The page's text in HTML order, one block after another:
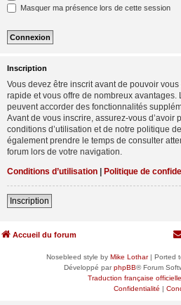
Masquer ma présence lors de cette session
Inscription
Vous devez être inscrit avant de pouvoir vous
rapide et vous offre de nombreux avantages.
peuvent accorder des fonctionnalités
Avant de vous inscrire, assurez-vous d’avoir
conditions d’utilisation et de notre politique
également prendre le temps de consulter
forum lors de votre navigation.
Conditions d’utilisation | Politique de
Inscription
Accueil du forum
Nosebleed style by Mike Lothar| Ported
Développé parphpBB® Forum
Traduction française officielle
Confidentialité |